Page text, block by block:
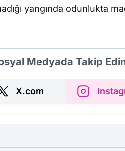
yangında odunlukta
Medyada Takip
X.com